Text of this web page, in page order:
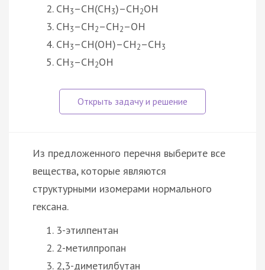
CH3–CH(CH3)–CH2OH
CH3–CH2–CH2–OH
CH3–CH(OH)–CH2–CH3
CH3–CH2OH
Из предложенного перечня выберите все
вещества, которые являются
структурными изомерами нормального
гексана.
3-этилпентан
2-метилпропан
2,3-диметилбутан